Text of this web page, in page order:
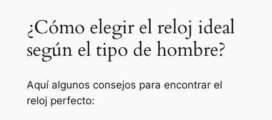
¿Cómo elegir el reloj ideal
según el tipo de hombre?
Aquí algunos consejos para encontrar el
reloj perfecto: